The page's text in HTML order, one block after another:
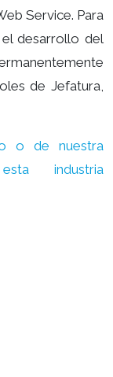
Service. Para
el desarrollo del
de Jefatura,
o de nuestra
industria